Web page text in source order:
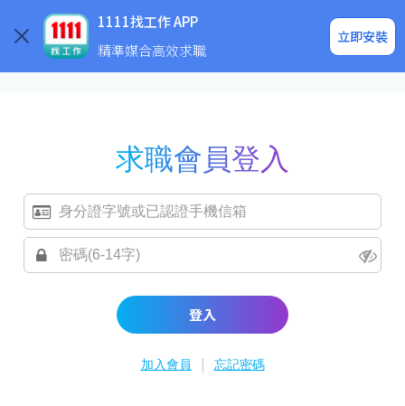
1111找工作 APP
精準媒合高效求職
立即安裝
企業求才
求職會員登入
登入
加入會員 | 忘記密碼